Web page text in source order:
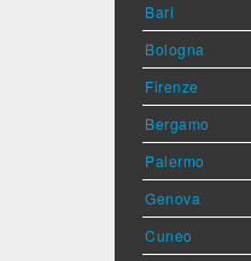
Bari
Bologna
Firenze
Bergamo
Palermo
Genova
Cuneo